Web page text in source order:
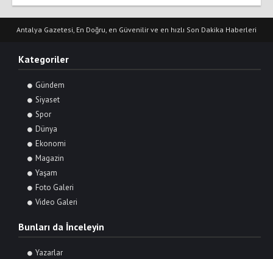
Antalya Gazetesi, En Doğru, en Güvenilir ve en hızlı Son Dakika Haberleri
Kategoriler
Gündem
Siyaset
Spor
Dünya
Ekonomi
Magazin
Yaşam
Foto Galeri
Video Galeri
Bunları da İnceleyin
Yazarlar